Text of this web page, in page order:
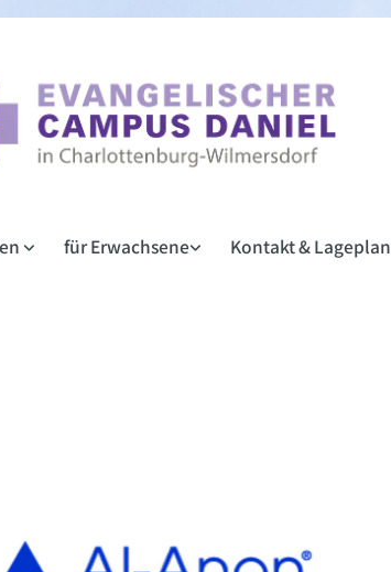
für Erwachsene Kontakt & Lageplan